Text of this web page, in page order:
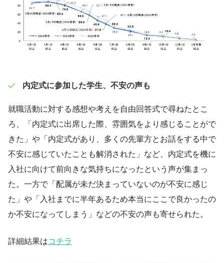
内定式に参加した学生、不安の声も
就職活動に対する感想や考えを自由回答式で尋ねたとこ
ろ、「内定式に出席した際、雰囲気をより感じることがで
きた」や「内定式があり、多くの先輩方とお話をする中で
不安に感じていたことも解消された」など、内定式を機に
入社に向けて前向きな気持ちになったという声が集まっ
た。一方で「配属が未だ決まっていないのが不安に感じ
た」や「入社までに半年あるため本当にここで良かったの
か不安になってしまう」などの不安の声も寄せられた。
詳細結果はコチラ